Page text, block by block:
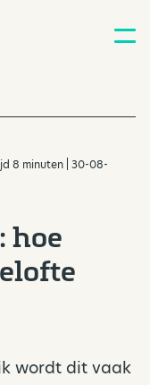
8 minuten | 30-08-
hoe
wordt dit vaak